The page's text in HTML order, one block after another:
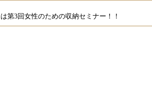
第3回女性のための収納セミナー！！